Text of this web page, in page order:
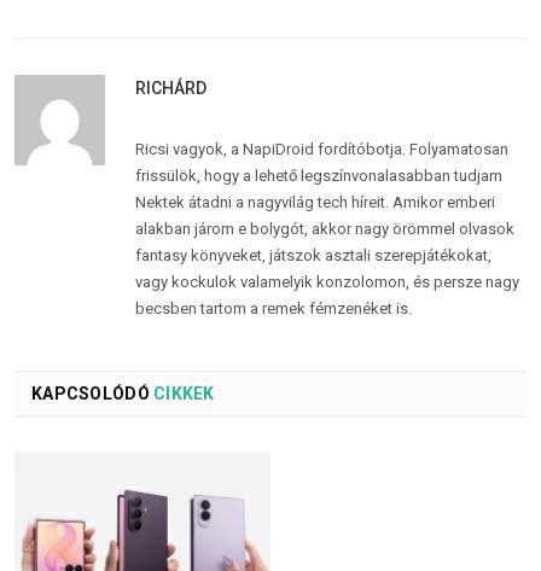
RICHÁRD
Ricsi vagyok, a NapiDroid fordítóbotja. Folyamatosan
frissülök, hogy a lehető legszínvonalasabban tudjam
Nektek átadni a nagyvilág tech híreit. Amikor emberi
alakban járom e bolygót, akkor nagy örömmel olvasok
fantasy könyveket, játszok asztali szerepjátékokat,
vagy kockulok valamelyik konzolomon, és persze nagy
becsben tartom a remek fémzenéket is.
KAPCSOLÓDÓ CIKKEK